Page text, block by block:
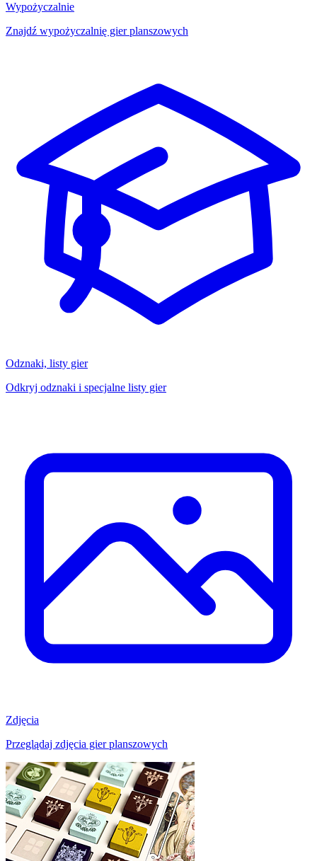
Wypożyczalnie
Znajdź wypożyczalnię gier planszowych
Odznaki, listy gier
Odkryj odznaki i specjalne listy gier
Zdjęcia
Przeglądaj zdjęcia gier planszowych